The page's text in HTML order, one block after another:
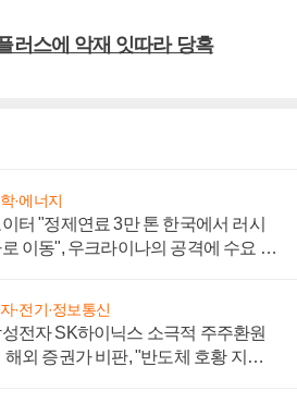
러스에 악재 잇따라 당혹
·에너지
이터 "정제연료 3만 톤 한국에서 러시
이동", 우크라이나의 공격에 수요 늘
·전기·정보통신
전자 SK하이닉스 소극적 주주환원
해외 증권가 비판, "반도체 호황 지속